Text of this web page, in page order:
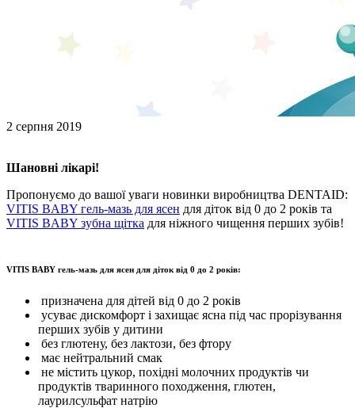
2 серпня 2019
Шановні лікарі!
Пропонуємо до вашої уваги новинки виробництва DENTAID:
VITIS BABY гель-мазь для ясен для діток від 0 до 2 років та
VITIS BABY зубна щітка для ніжного чищення перших зубів!
VITIS BABY гель-мазь для ясен для діток від 0 до 2 років:
призначена для дітей від 0 до 2 років
усуває дискомфорт і захищає ясна під час прорізування
перших зубів у дитини
без глютену, без лактози, без фтору
має нейтральний смак
не містить цукор, похідні молочних продуктів чи
продуктів тваринного походження, глютен,
лаурилсульфат натрію